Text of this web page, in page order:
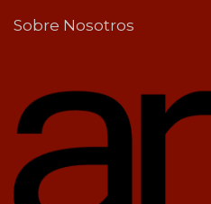
Sobre Nosotros